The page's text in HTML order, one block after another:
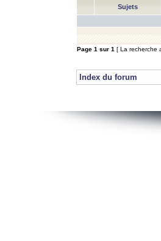
Sujets
Page 1 sur 1 [ La recherche
Index du forum